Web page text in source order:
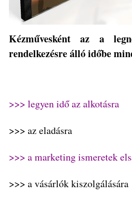
Kézművesként az a
rendelkezésre álló időbe
>>> legyen idő az alkotásra
>>> az eladásra
>>> a marketing ismeretek
>>> a vásárlók kiszolgálására